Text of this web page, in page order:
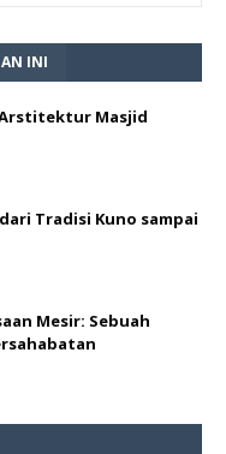
INI
Masjid
Tradisi Kuno sampai
Mesir: Sebuah